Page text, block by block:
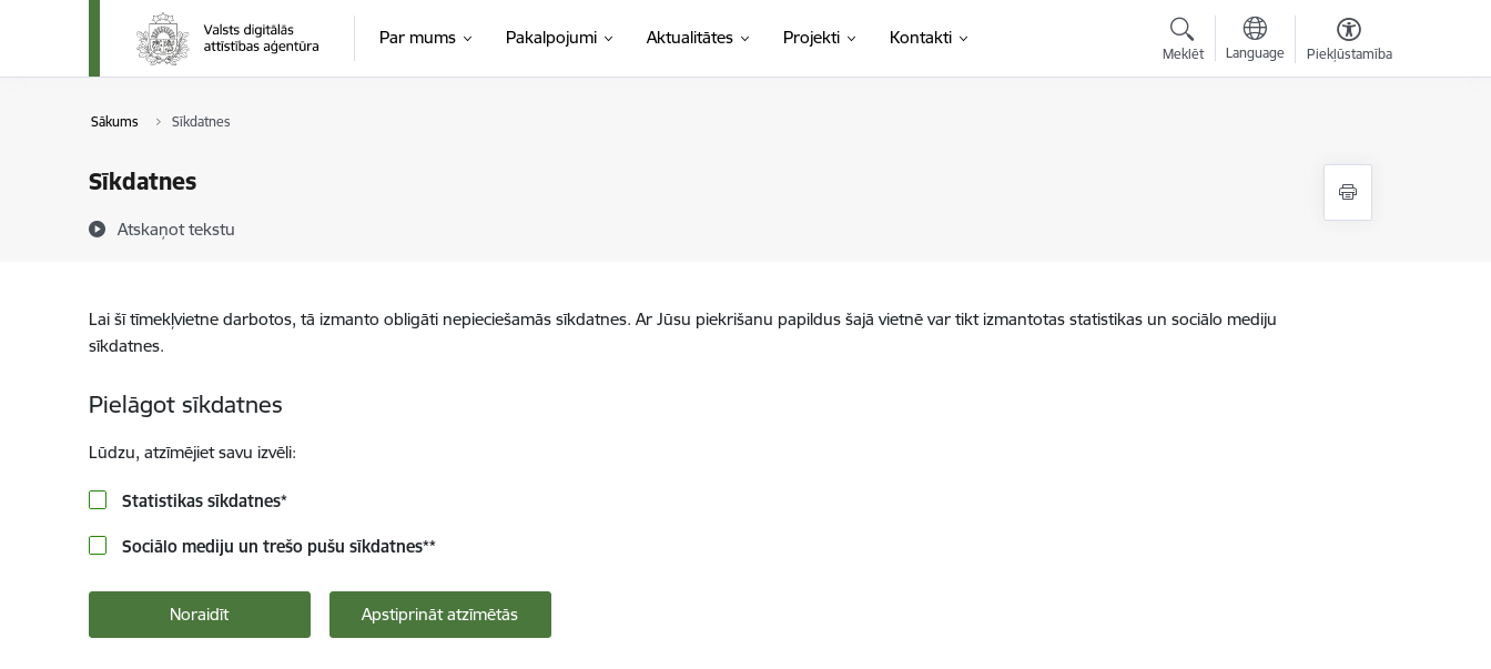
Pāriet uz lapas saturu
Par mums Pakalpojumi Aktualitātes Projekti Kontakti
Meklēt Language Piekļūstamība
Sākums Sīkdatnes
Sīkdatnes
Atskaņot tekstu
Lai šī tīmekļvietne darbotos, tā izmanto obligāti nepieciešamās sīkdatnes. Ar Jūsu piekrišanu papildus šajā vietnē var tikt izmantotas statistikas un sociālo mediju
sīkdatnes.
Pielāgot sīkdatnes
Lūdzu, atzīmējiet savu izvēli:
Statistikas sīkdatnes*
Sociālo mediju un trešo pušu sīkdatnes**
Noraidīt Apstiprināt atzīmētās